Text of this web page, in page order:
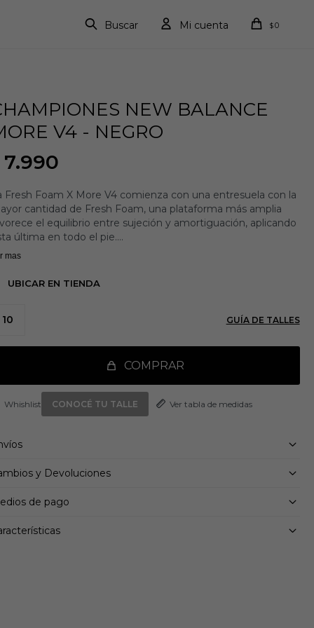
$0
NEW BALANCE
V4 - NEGRO
7.990
Fresh Foam X More V4 comienza con una entresuela con la
cantidad de Fresh Foam, una plataforma más amplia
el equilibrio entre sujeción y amortiguación, aplicando
última en todo el pie.
origen biológico, ofrece la máxima amortiguación para un
la amortiguación, y proporcionar confort, refuerzo y
mas
UBICAR EN TIENDA
10 GUÍA DE TALLES
COMPRAR
CONOCÉ TU TALLE Ver tabla de medidas
y Devoluciones
de pago